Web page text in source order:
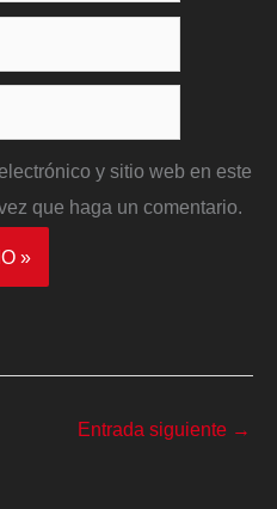
y sitio web en este
que haga un comentario.
Entrada siguiente →